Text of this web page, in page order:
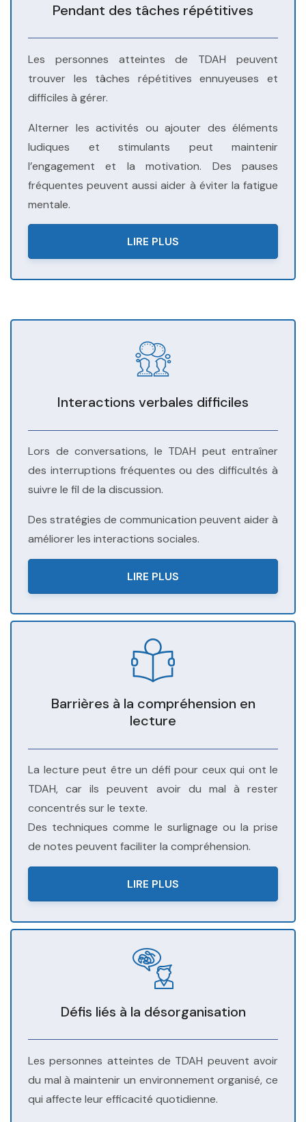
Pendant des tâches répétitives
Les personnes atteintes de TDAH peuvent
trouver les tâches répétitives ennuyeuses et
difficiles à gérer.
Alterner les activités ou ajouter des éléments
ludiques et stimulants peut maintenir
l’engagement et la motivation. Des pauses
fréquentes peuvent aussi aider à éviter la fatigue
mentale.
LIRE PLUS
Interactions verbales difficiles
Lors de conversations, le TDAH peut entraîner
des interruptions fréquentes ou des difficultés à
suivre le fil de la discussion.
Des stratégies de communication peuvent aider à
améliorer les interactions sociales.
LIRE PLUS
Barrières à la compréhension en
lecture
La lecture peut être un défi pour ceux qui ont le
TDAH, car ils peuvent avoir du mal à rester
concentrés sur le texte.
Des techniques comme le surlignage ou la prise
de notes peuvent faciliter la compréhension.
LIRE PLUS
Défis liés à la désorganisation
Les personnes atteintes de TDAH peuvent avoir
du mal à maintenir un environnement organisé, ce
qui affecte leur efficacité quotidienne.